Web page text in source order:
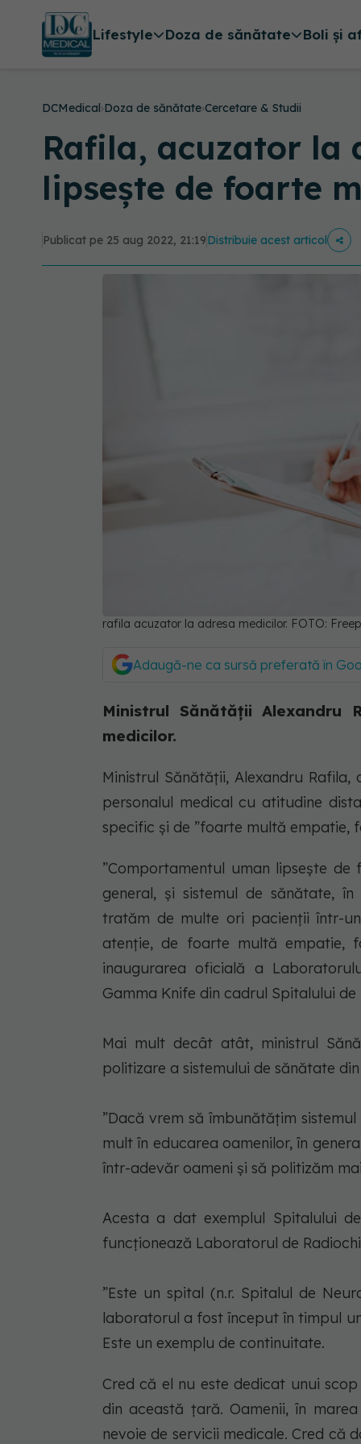
Lifestyle Doza de sănătate Boli și
DCMedical›Doza de sănătate›Cercetare & Studii
Rafila, acuzator la
lipseşte de foarte
Publicat pe 25 aug 2022, 21:19Distribuie acest articol
rafila acuzator la adresa medicilor. FOTO:
Adaugă-ne ca sursă preferată în
Ministrul Sănătății
medicilor.
Ministrul Sănătății, Alexandru
personalul medical cu atitudine
specific și de ”foarte multă empatie,
”Comportamentul uman lipseşte
general, şi sistemul de sănătate,
tratăm de multe ori pacienţii într-
atenţie, de foarte multă empatie,
inaugurarea oficială a
Gamma Knife din cadrul Spitalului
Mai mult decât atât, ministrul
politizare a sistemului de sănătate
”Dacă vrem să îmbunătăţim
mult în educarea oamenilor, în
într-adevăr oameni şi să politizăm
Acesta a dat exemplul Spitalului
funcţionează Laboratorul de
”Este un spital (n.r. Spitalul de
laboratorul a fost început în timpul
Este un exemplu de continuitate.
Cred că el nu este dedicat unui
din această ţară. Oamenii, în
nevoie de servicii medicale. Cred că